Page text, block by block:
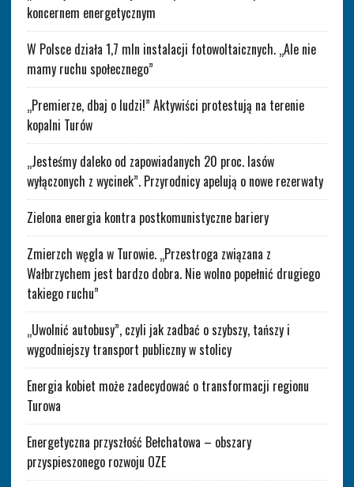
koncernem energetycznym
W Polsce działa 1,7 mln instalacji fotowoltaicznych. „Ale nie
mamy ruchu społecznego”
„Premierze, dbaj o ludzi!” Aktywiści protestują na terenie
kopalni Turów
„Jesteśmy daleko od zapowiadanych 20 proc. lasów
wyłączonych z wycinek”. Przyrodnicy apelują o nowe rezerwaty
Zielona energia kontra postkomunistyczne bariery
Zmierzch węgla w Turowie. „Przestroga związana z
Wałbrzychem jest bardzo dobra. Nie wolno popełnić drugiego
takiego ruchu”
„Uwolnić autobusy”, czyli jak zadbać o szybszy, tańszy i
wygodniejszy transport publiczny w stolicy
Energia kobiet może zadecydować o transformacji regionu
Turowa
Energetyczna przyszłość Bełchatowa – obszary
przyspieszonego rozwoju OZE